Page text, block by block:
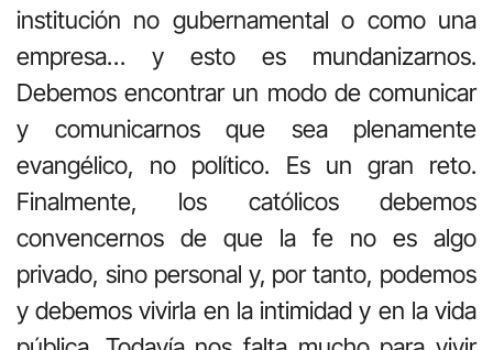
institución no gubernamental o como una
empresa… y esto es mundanizarnos.
Debemos encontrar un modo de comunicar
y comunicarnos que sea plenamente
evangélico, no político. Es un gran reto.
Finalmente, los católicos debemos
convencernos de que la fe no es algo
privado, sino personal y, por tanto, podemos
y debemos vivirla en la intimidad y en la vida